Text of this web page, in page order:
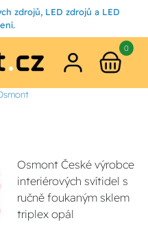
zdrojů, LED zdrojů a LED
0
Osmont České výrobce
interiérových svítidel s
ručně foukaným sklem
triplex opál